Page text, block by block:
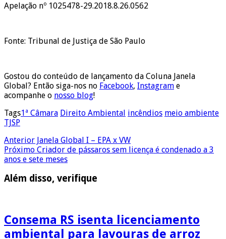
Apelação nº 1025478-29.2018.8.26.0562
Fonte: Tribunal de Justiça de São Paulo
Gostou do conteúdo de lançamento da Coluna Janela
Global? Então siga-nos no Facebook, Instagram e
acompanhe o nosso blog!
Tags1ª Câmara Direito Ambiental incêndios meio ambiente
TJSP
Anterior Janela Global I – EPA x VW
Próximo Criador de pássaros sem licença é condenado a 3
anos e sete meses
Além disso, verifique
Consema RS isenta licenciamento
ambiental para lavouras de arroz